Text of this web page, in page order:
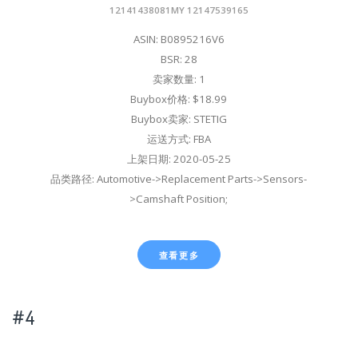
12141438081MY 12147539165
ASIN: B0895216V6
BSR: 28
卖家数量: 1
Buybox价格: $18.99
Buybox卖家: STETIG
运送方式: FBA
上架日期: 2020-05-25
品类路径: Automotive->Replacement Parts->Sensors-
>Camshaft Position;
查看更多
#4